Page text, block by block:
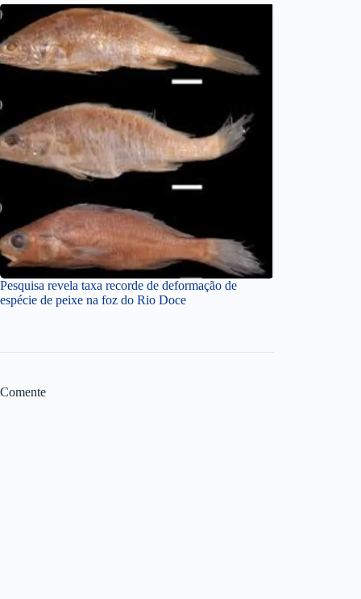
Pesquisa revela taxa recorde de deformação de
espécie de peixe na foz do Rio Doce
Comente